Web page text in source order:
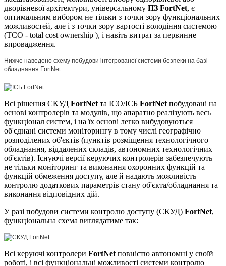
дворівневої архітектури, універсальному ПЗ FortNet, є
оптимальним вибором не тільки з точки зору функціональних
можливостей, але і з точки зору вартості володіння системою
(ТСО - total cost ownership ), і навіть витрат за первинне
впровадження.
Нижче наведено схему побудови інтегрованої системи безпеки на базі
обладнання FortNet.
Всі рішення СКУД FortNet та ІСО/ІСБ FortNet побудовані на
основі контролерів та модулів, що апаратно реалізують весь
функціонал систем, і на їх основі легко вибудовуються
об'єднані системи моніторингу в тому числі географічно
розподілених об'єктів (пунктів розміщення технологічного
обладнання, віддалених складів, автономних технологічних
об'єктів). Існуючі версії керуючих контролерів забезпечують
не тільки моніторинг та виконання охоронних функцій та
функцій обмеження доступу, але й надають можливість
контролю додаткових параметрів стану об'єкта/обладнання та
виконання відповідних дій.
У разі побудови системи контролю доступу (СКУД) FortNet,
функціональна схема виглядатиме так:
Всі керуючі контролери FortNet повністю автономні у своїй
роботі, і всі функціональні можливості системи контролю